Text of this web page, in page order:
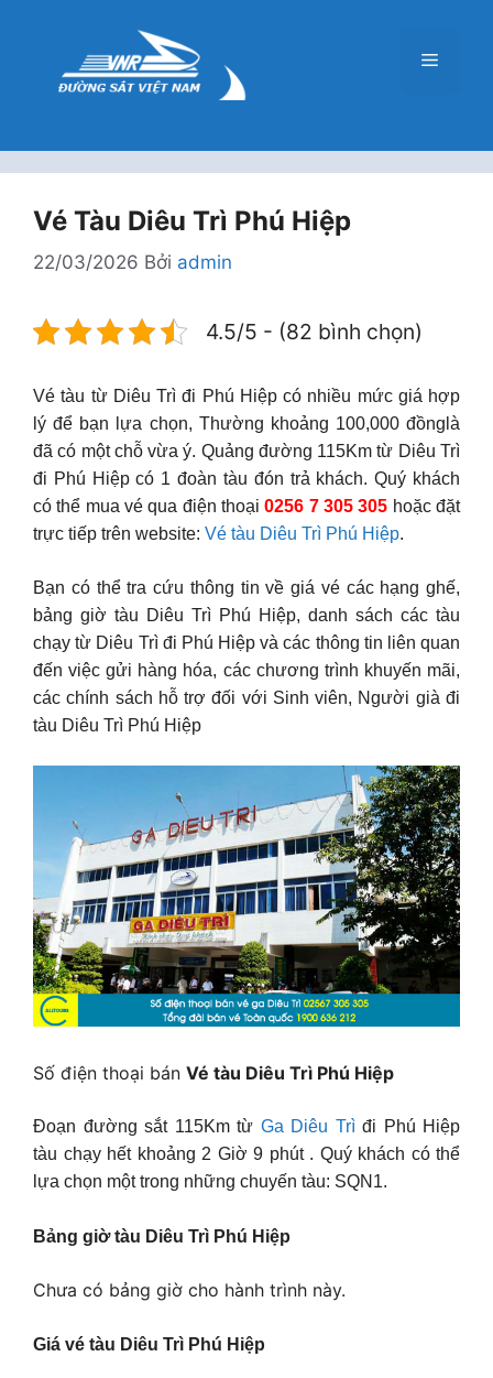
Menu
Vé Tàu Diêu Trì Phú Hiệp
22/03/2026 Bởi admin
4.5/5 - (82 bình chọn)
Vé tàu từ Diêu Trì đi Phú Hiệp có nhiều mức giá hợp
lý để bạn lựa chọn, Thường khoảng 100,000 đồnglà
đã có một chỗ vừa ý. Quảng đường 115Km từ Diêu Trì
đi Phú Hiệp có 1 đoàn tàu đón trả khách. Quý khách
có thể mua vé qua điện thoại0256 7 305 305 hoặc đặt
trực tiếp trên website: Vé tàu Diêu Trì Phú Hiệp.
Bạn có thể tra cứu thông tin về giá vé các hạng ghế,
bảng giờ tàu Diêu Trì Phú Hiệp, danh sách các tàu
chạy từ Diêu Trì đi Phú Hiệp và các thông tin liên quan
đến việc gửi hàng hóa, các chương trình khuyến mãi,
các chính sách hỗ trợ đối với Sinh viên, Người già đi
tàu Diêu Trì Phú Hiệp
Số điện thoại bán Vé tàu Diêu Trì Phú Hiệp
Đoạn đường sắt 115Km từ Ga Diêu Trìđi Phú Hiệp
tàu chạy hết khoảng 2 Giờ 9 phút . Quý khách có thể
lựa chọn một trong những chuyến tàu: SQN1.
Bảng giờ tàu Diêu Trì Phú Hiệp
Chưa có bảng giờ cho hành trình này.
Giá vé tàu Diêu Trì Phú Hiệp